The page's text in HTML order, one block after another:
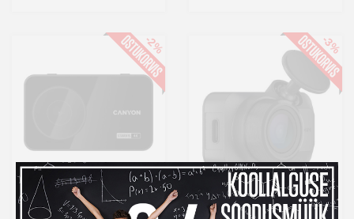
Canyon autokaamera
CDVR-40GPS
-2%
Garmin Dash Cam Mini
3
-3%